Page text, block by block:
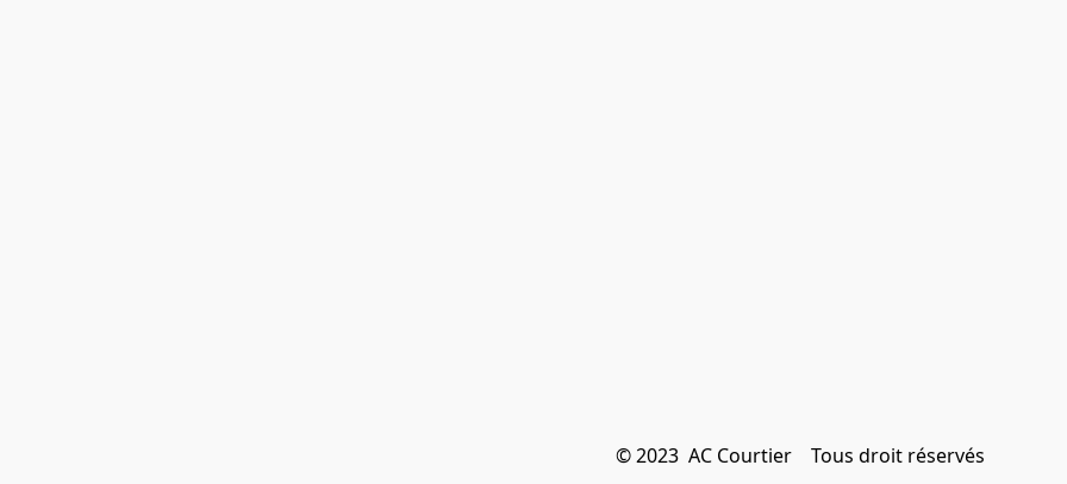
© 2023  AC Courtier    Tous droit réservés